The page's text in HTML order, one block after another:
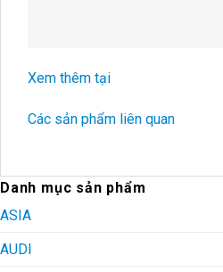
Xem thêm tại
Các sản phẩm liên quan
Danh mục sản phẩm
ASIA
AUDI